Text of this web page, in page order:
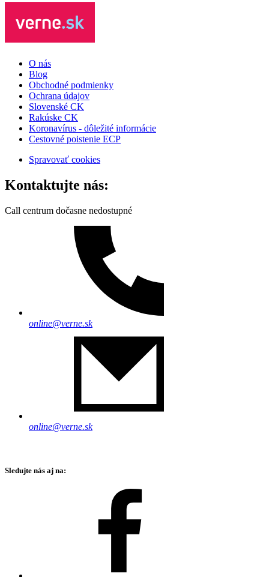
O nás
Blog
Obchodné podmienky
Ochrana údajov
Slovenské CK
Rakúske CK
Koronavírus - dôležité informácie
Cestovné poistenie ECP
Spravovať cookies
Kontaktujte nás:
Call centrum dočasne nedostupné
online@verne.sk
online@verne.sk
Sledujte nás aj na: